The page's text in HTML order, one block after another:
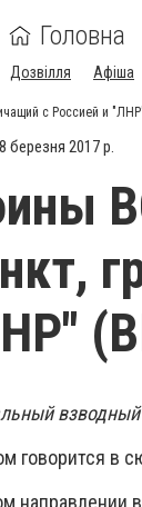
Головна
Дозвілля Афіша
с Россией и
березня 2017 р.
говорится в